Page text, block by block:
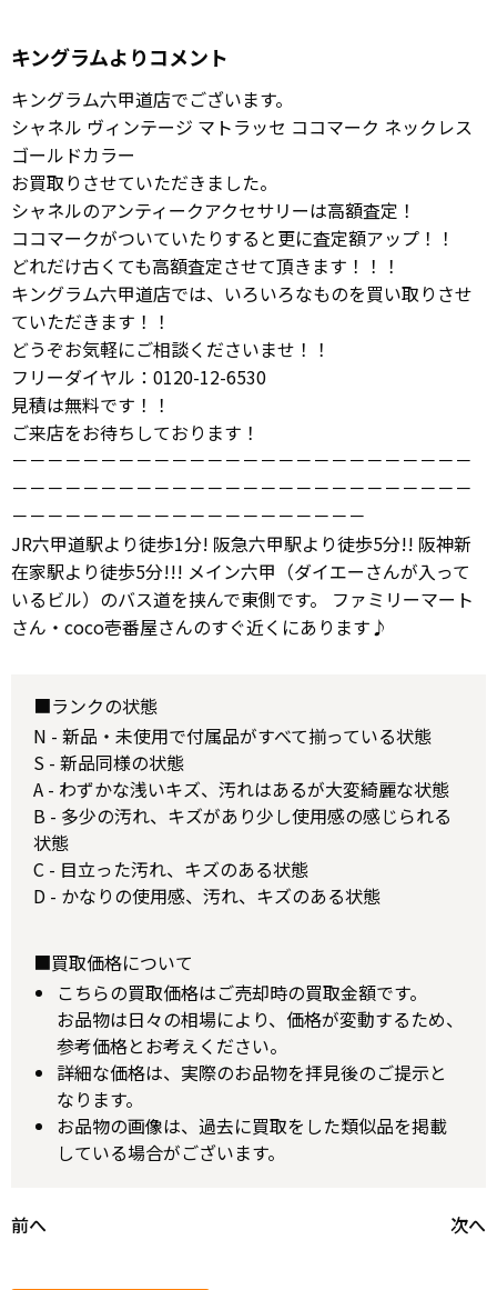
キングラムよりコメント
キングラム六甲道店でございます。
シャネル ヴィンテージ マトラッセ ココマーク ネックレス
ゴールドカラー
お買取りさせていただきました。
シャネルのアンティークアクセサリーは高額査定！
ココマークがついていたりすると更に査定額アップ！！
どれだけ古くても高額査定させて頂きます！！！
キングラム六甲道店では、いろいろなものを買い取りさせ
ていただきます！！
どうぞお気軽にご相談くださいませ！！
フリーダイヤル：0120-12-6530
見積は無料です！！
ご来店をお待ちしております！
－－－－－－－－－－－－－－－－－－－－－－－－－－
－－－－－－－－－－－－－－－－－－－－－－－－－－
－－－－－－－－－－－－－－－－－－－－
JR六甲道駅より徒歩1分! 阪急六甲駅より徒歩5分!! 阪神新
在家駅より徒歩5分!!! メイン六甲（ダイエーさんが入って
いるビル）のバス道を挟んで東側です。 ファミリーマート
さん・coco壱番屋さんのすぐ近くにあります♪
■ランクの状態
N - 新品・未使用で付属品がすべて揃っている状態
S - 新品同様の状態
A - わずかな浅いキズ、汚れはあるが大変綺麗な状態
B - 多少の汚れ、キズがあり少し使用感の感じられる
状態
C - 目立った汚れ、キズのある状態
D - かなりの使用感、汚れ、キズのある状態
■買取価格について
こちらの買取価格はご売却時の買取金額です。
お品物は日々の相場により、価格が変動するため、
参考価格とお考えください。
詳細な価格は、実際のお品物を拝見後のご提示と
なります。
お品物の画像は、過去に買取をした類似品を掲載
している場合がございます。
前へ 次へ